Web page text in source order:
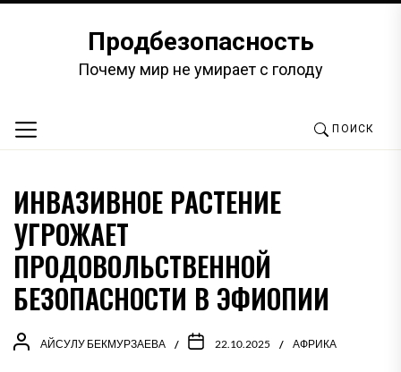
содержимомуПродбезопасность
Почему мир не умирает с голоду
ПОИСК
ИНВАЗИВНОЕ РАСТЕНИЕ
УГРОЖАЕТ
ПРОДОВОЛЬСТВЕННОЙ
БЕЗОПАСНОСТИ В ЭФИОПИИ
АЙСУЛУ БЕКМУРЗАЕВА 22.10.2025 АФРИКА